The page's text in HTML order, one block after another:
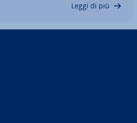
Leggi di più